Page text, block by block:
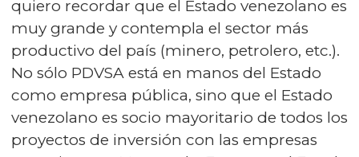
quiero recordar que el Estado venezolano es
muy grande y contempla el sector más
productivo del país (minero, petrolero, etc.).
No sólo PDVSA está en manos del Estado
como empresa pública, sino que el Estado
venezolano es socio mayoritario de todos los
proyectos de inversión con las empresas